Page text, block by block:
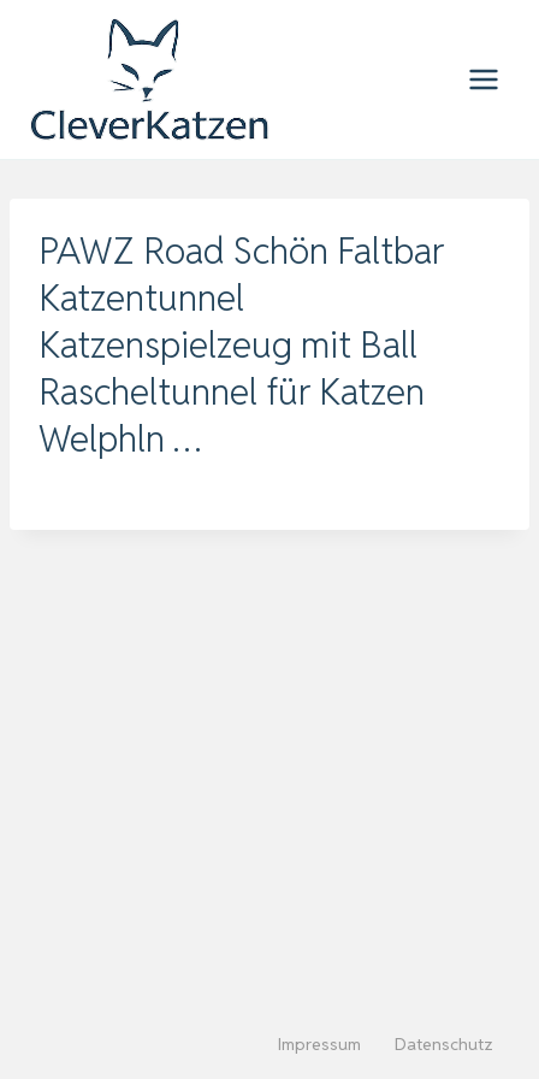
PAWZ Road Schön Faltbar
Katzentunnel
Katzenspielzeug mit Ball
Rascheltunnel für Katzen
Welphln …
Impressum Datenschutz